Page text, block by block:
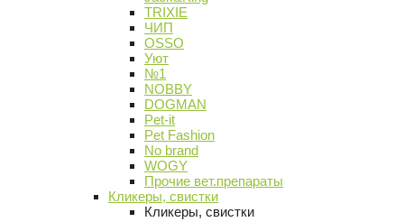
TRIXIE
ЧИП
OSSO
Уют
№1
NOBBY
DOGMAN
Pet-it
Pet Fashion
No brand
WOGY
Прочие вет.препараты
Кликеры, свистки
Кликеры, свистки